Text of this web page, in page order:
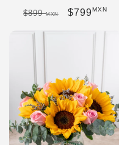
Precio habitual
$899MXN Precio de
$799MXN